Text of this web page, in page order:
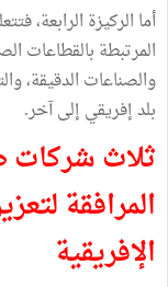
أما الركيزة الرابعة،
المرتبطة بالقطاعات
والصناعات الدقيقة،
بلد إفريقي إلى آخر.
ثلاث شركات
المرافقة
الإفريقية